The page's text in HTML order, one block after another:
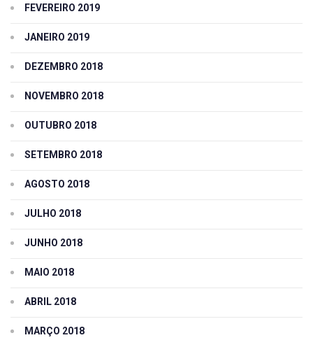
FEVEREIRO 2019
JANEIRO 2019
DEZEMBRO 2018
NOVEMBRO 2018
OUTUBRO 2018
SETEMBRO 2018
AGOSTO 2018
JULHO 2018
JUNHO 2018
MAIO 2018
ABRIL 2018
MARÇO 2018